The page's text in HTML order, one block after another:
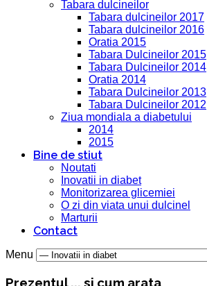
Tabara dulcineilor
Tabara dulcineilor 2017
Tabara dulcineilor 2016
Oratia 2015
Tabara Dulcineilor 2015
Tabara Dulcineilor 2014
Oratia 2014
Tabara Dulcineilor 2013
Tabara Dulcineilor 2012
Ziua mondiala a diabetului
2014
2015
Bine de stiut
Noutati
Inovatii in diabet
Monitorizarea glicemiei
O zi din viata unui dulcinel
Marturii
Contact
Menu
Prezentul ... si cum arata